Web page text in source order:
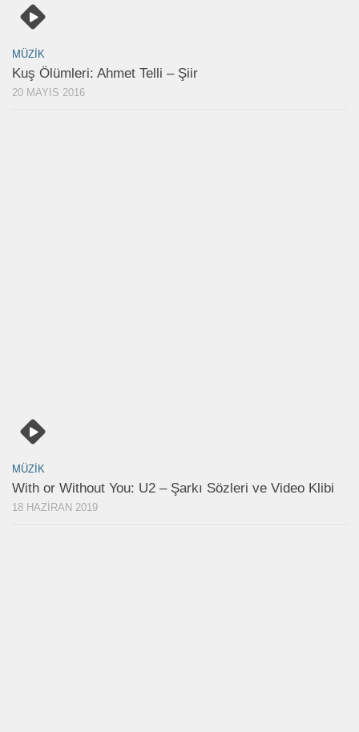
MÜZIK
Kuş Ölümleri: Ahmet Telli – Şiir
20 MAYIS 2016
MÜZIK
With or Without You: U2 – Şarkı Sözleri ve Video Klibi
18 HAZIRAN 2019